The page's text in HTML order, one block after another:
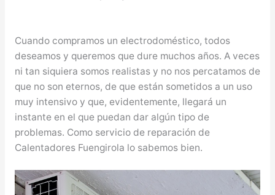
Cuando compramos un electrodoméstico, todos
deseamos y queremos que dure muchos años. A veces
ni tan siquiera somos realistas y no nos percatamos de
que no son eternos, de que están sometidos a un uso
muy intensivo y que, evidentemente, llegará un
instante en el que puedan dar algún tipo de
problemas. Como servicio de reparación de
Calentadores Fuengirola lo sabemos bien.